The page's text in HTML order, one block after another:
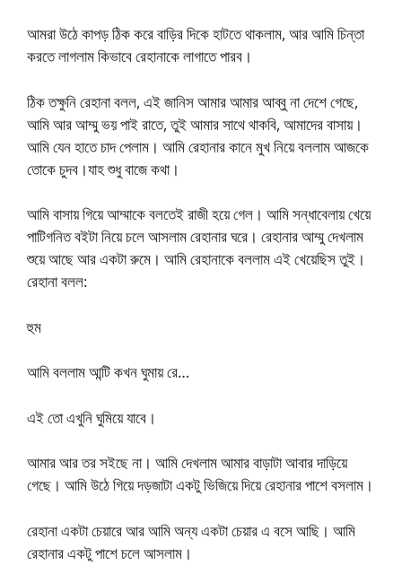
আমরা উঠে কাপড় ঠিক করে বাড়ির দিকে হাটতে থাকলাম, আর আমি চিন্তা
করতে লাগলাম কিভাবে রেহানাকে লাগাতে পারব।
ঠিক তক্ষুনি রেহানা বলল, এই জানিস আমার আমার আব্বু না দেশে গেছে,
আমি আর আম্মু ভয় পাই রাতে, তুই আমার সাথে থাকবি, আমাদের বাসায়।
আমি যেন হাতে চাদ পেলাম। আমি রেহানার কানে মুখ নিয়ে বললাম আজকে
তোকে চুদব।যাহ শুধু বাজে কথা।
আমি বাসায় গিয়ে আম্মাকে বলতেই রাজী হয়ে গেল। আমি সন্ধাবেলায় খেয়ে
পাটিগনিত বইটা নিয়ে চলে আসলাম রেহানার ঘরে। রেহানার আম্মু দেখলাম
শুয়ে আছে আর একটা রুমে। আমি রেহানাকে বললাম এই খেয়েছিস তুই।
রেহানা বলল:
হুম
আমি বললাম আন্টি কখন ঘুমায় রে…
এই তো এখুনি ঘুমিয়ে যাবে।
আমার আর তর সইছে না। আমি দেখলাম আমার বাড়াটা আবার দাড়িয়ে
গেছে। আমি উঠে গিয়ে দড়জাটা একটু ভিজিয়ে দিয়ে রেহানার পাশে বসলাম।
রেহানা একটা চেয়ারে আর আমি অন্য একটা চেয়ার এ বসে আছি। আমি
রেহানার একটু পাশে চলে আসলাম।